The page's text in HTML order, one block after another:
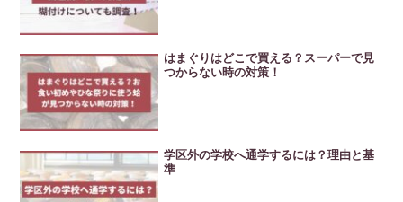
はまぐりはどこで買える？スーパーで見
つからない時の対策！
学区外の学校へ通学するには？理由と基
準